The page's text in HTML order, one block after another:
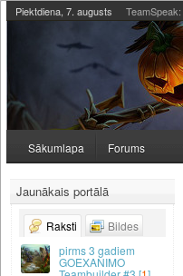
Piektdiena, 7. augusts TeamSpeak:
Sākumlapa Forums
Jaunākais portālā
Raksti
Bildes
3 gadiem
GOEXANIMO